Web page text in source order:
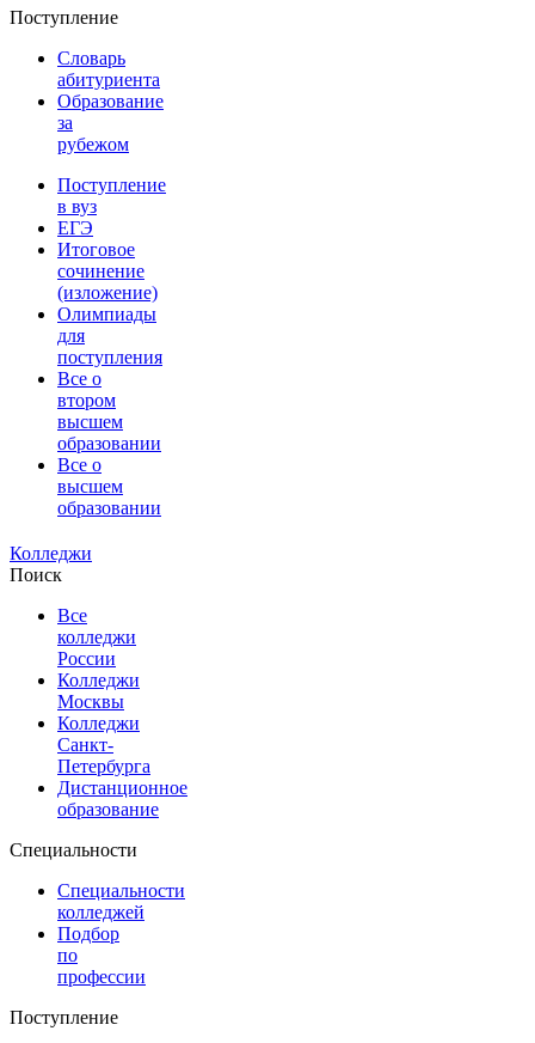
Поступление
Словарь
абитуриента
Образование
за
рубежом
Поступление
в вуз
ЕГЭ
Итоговое
сочинение
(изложение)
Олимпиады
для
поступления
Все о
втором
высшем
образовании
Все о
высшем
образовании
Колледжи
Поиск
Все
колледжи
России
Колледжи
Москвы
Колледжи
Санкт-
Петербурга
Дистанционное
образование
Специальности
Специальности
колледжей
Подбор
по
профессии
Поступление